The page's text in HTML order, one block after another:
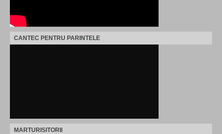
CANTEC PENTRU PARINTELE
MARTURISITORII